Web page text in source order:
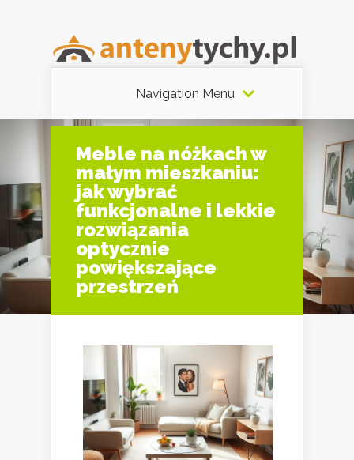
Navigation Menu
Meble na nóżkach w
małym mieszkaniu:
jak wybrać
funkcjonalne i lekkie
rozwiązania
optycznie
powiększające
przestrzeń